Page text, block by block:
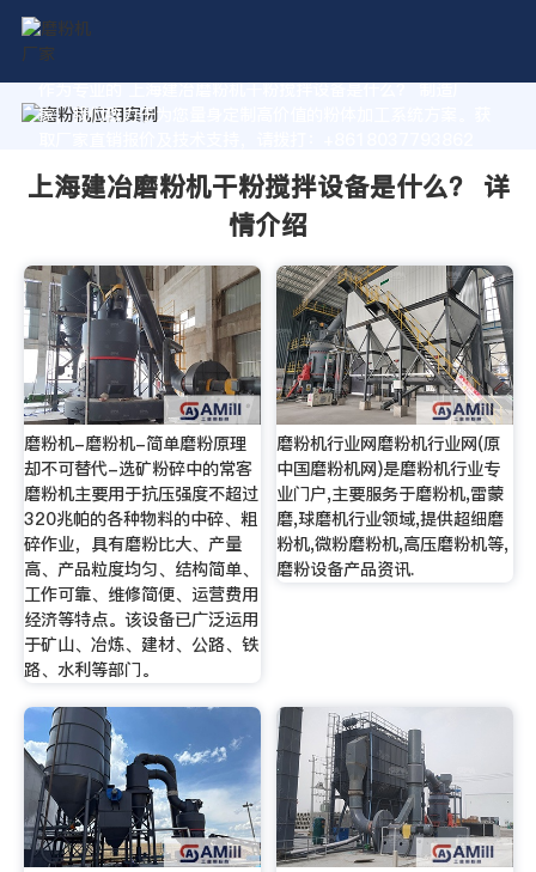
作为专业的 上海建冶磨粉机干粉搅拌设备是什么？ 制造厂
家，我们致力于为您量身定制高价值的粉体加工系统方案。获
上海建冶磨粉机干粉搅拌设备是什么？ 详
情介绍
磨粉机-磨粉机-简单磨粉原理
却不可替代-选矿粉碎中的常客
磨粉机主要用于抗压强度不超过
320兆帕的各种物料的中碎、粗
碎作业，具有磨粉比大、产量
高、产品粒度均匀、结构简单、
工作可靠、维修简便、运营费用
经济等特点。该设备已广泛运用
于矿山、冶炼、建材、公路、铁
路、水利等部门。
磨粉机行业网磨粉机行业网(原
中国磨粉机网)是磨粉机行业专
业门户,主要服务于磨粉机,雷蒙
磨,球磨机行业领域,提供超细磨
粉机,微粉磨粉机,高压磨粉机等,
磨粉设备产品资讯.